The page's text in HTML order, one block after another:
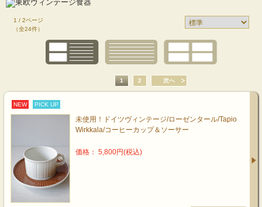
1 / 2ページ
（全24件）
1 2 次へ
NEW PICK UP
未使用！ドイツヴィンテージ/ローゼンタール/Tapio
Wirkkala/コーヒーカップ＆ソーサー
価格： 5,800円(税込)